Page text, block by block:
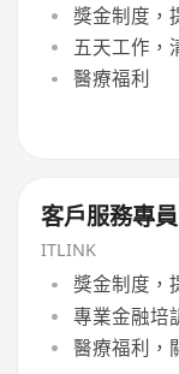
獎金制度，
五天工作，
醫療福利
客戶服務專
ITLINK
獎金制度，
專業金融培
醫療福利，